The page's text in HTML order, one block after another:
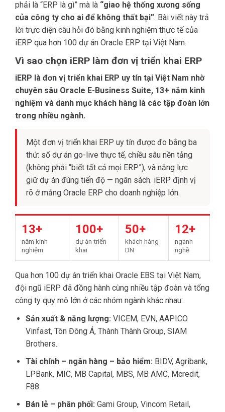
phải là “ERP là gì” mà là “giao hệ thống xương sống
của công ty cho ai để không thất bại”. Bài viết này trả
lời trực diện câu hỏi đó bằng kinh nghiệm thực tế của
iERP qua hơn 100 dự án Oracle ERP tại Việt Nam.
Vì sao chọn iERP làm đơn vị triển khai ERP
iERP là đơn vị triển khai ERP uy tín tại Việt Nam nhờ
chuyên sâu Oracle E-Business Suite, 13+ năm kinh
nghiệm và danh mục khách hàng là các tập đoàn lớn
trong nhiều ngành.
Một đơn vị triển khai ERP uy tín được đo bằng ba
thứ: số dự án go-live thực tế, chiều sâu nền tảng
(không phải “biết tất cả mọi ERP”), và năng lực
giữ dự án đúng tiến độ — ngân sách. iERP định vị
rõ ở mảng Oracle ERP cho doanh nghiệp lớn.
13+
năm kinh
nghiệm
100+
dự án triển
khai
50+
khách hàng
DN
12+
ngành
nghề
Qua hơn 100 dự án triển khai Oracle EBS tại Việt Nam,
đội ngũ iERP đã đồng hành cùng nhiều tập đoàn và tổng
công ty quy mô lớn ở các nhóm ngành khác nhau:
Sản xuất & năng lượng: VICEM, EVN, AAPICO
Vinfast, Tôn Đông Á, Thành Thành Group, SIAM
Brothers.
Tài chính – ngân hàng – bảo hiểm: BIDV, Agribank,
LPBank, MIC, MB Capital, MBS, MB AMC, Mcredit,
F88.
Bán lẻ – phân phối: Gami Group, Vincom Retail,